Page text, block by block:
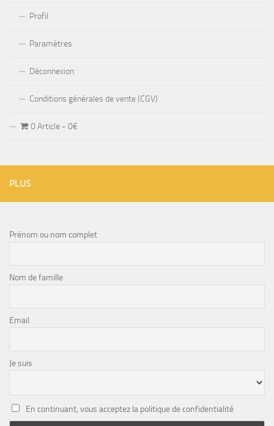
Profil
Paramètres
Déconnexion
Conditions générales de vente (CGV)
0 Article 0€
PLUS
Prénom ou nom complet
Nom de famille
Email
Je suis
En continuant, vous acceptez la politique de confidentialité